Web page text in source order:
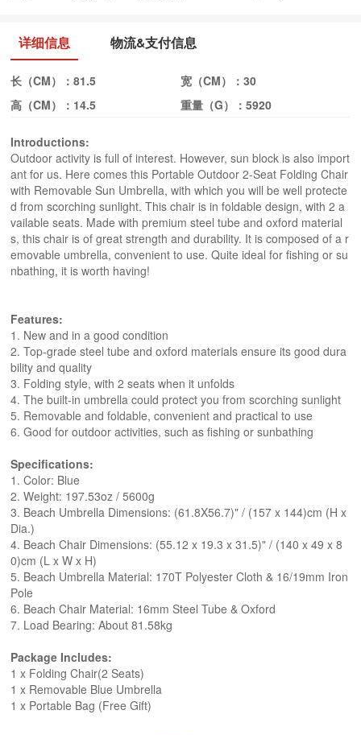
详细信息 物流&支付信息
长（CM）：81.5 宽（CM）： 30
高（CM）： 14.5 重量（G）： 5920
Introductions:
Outdoor activity is full of interest. However, sun block is also import
ant for us. Here comes this Portable Outdoor 2-Seat Folding Chair
with Removable Sun Umbrella, with which you will be well protecte
d from scorching sunlight. This chair is in foldable design, with 2 a
vailable seats. Made with premium steel tube and oxford material
s, this chair is of great strength and durability. It is composed of a r
emovable umbrella, convenient to use. Quite ideal for fishing or su
nbathing, it is worth having!
Features:
1. New and in a good condition
2. Top-grade steel tube and oxford materials ensure its good dura
bility and quality
3. Folding style, with 2 seats when it unfolds
4. The built-in umbrella could protect you from scorching sunlight
5. Removable and foldable, convenient and practical to use
6. Good for outdoor activities, such as fishing or sunbathing
Specifications:
1. Color: Blue
2. Weight: 197.53oz / 5600g
3. Beach Umbrella Dimensions: (61.8X56.7)" / (157 x 144)cm (H x
Dia.)
4. Beach Chair Dimensions: (55.12 x 19.3 x 31.5)" / (140 x 49 x 8
0)cm (L x W x H)
5. Beach Umbrella Material: 170T Polyester Cloth & 16/19mm Iron
Pole
6. Beach Chair Material: 16mm Steel Tube & Oxford
7. Load Bearing: About 81.58kg
Package Includes:
1 x Folding Chair(2 Seats)
1 x Removable Blue Umbrella
1 x Portable Bag (Free Gift)